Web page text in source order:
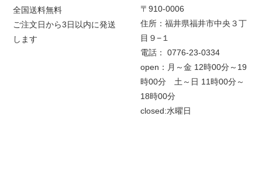
全国送料無料
ご注文日から3日以内に発送
します
〒910-0006
住所：福井県福井市中央３丁
目９−１
電話：0776-23-0334
open：月～金 12時00分～19
時00分 土～日 11時00分～
18時00分
closed:水曜日